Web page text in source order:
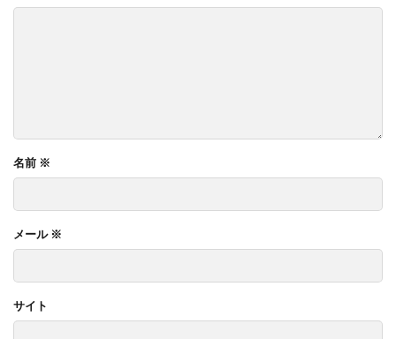
名前 ※
メール ※
サイト